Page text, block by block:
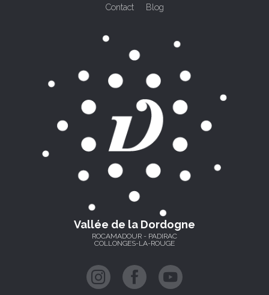
Contact Blog
Vallée de la Dordogne
ROCAMADOUR - PADIRAC
COLLONGES-LA-ROUGE